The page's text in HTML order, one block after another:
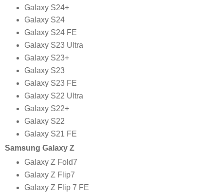
Galaxy S24+
Galaxy S24
Galaxy S24 FE
Galaxy S23 Ultra
Galaxy S23+
Galaxy S23
Galaxy S23 FE
Galaxy S22 Ultra
Galaxy S22+
Galaxy S22
Galaxy S21 FE
Samsung Galaxy Z
Galaxy Z Fold7
Galaxy Z Flip7
Galaxy Z Flip 7 FE